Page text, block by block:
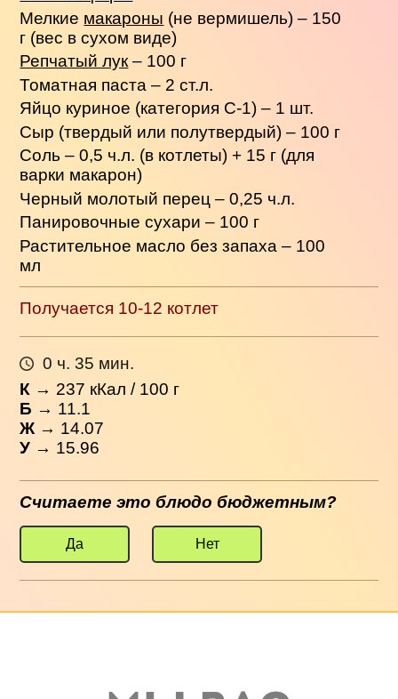
Мелкие макароны (не вермишель) – 150
г (вес в сухом виде)
Репчатый лук– 100 г
Томатная паста – 2 ст.л.
Яйцо куриное (категория С-1) – 1 шт.
Сыр (твердый или полутвердый) – 100 г
Соль – 0,5 ч.л. (в котлеты) + 15 г (для
варки макарон)
Черный молотый перец – 0,25 ч.л.
Панировочные сухари – 100 г
Растительное масло без запаха – 100
мл
Получается 10-12 котлет
0 ч. 35 мин.
К → 237 кКал / 100 г
Б → 11.1
Ж → 14.07
У → 15.96
Считаете это блюдо бюджетным?
Да Нет